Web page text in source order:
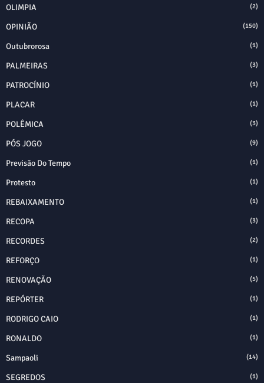
OLIMPIA (2)
OPINIÃO (150)
Outubrorosa (1)
PALMEIRAS (3)
PATROCÍNIO (1)
PLACAR (1)
POLÊMICA (3)
PÓS JOGO (9)
Previsão Do Tempo (1)
Protesto (1)
REBAIXAMENTO (1)
RECOPA (3)
RECORDES (2)
REFORÇO (1)
RENOVAÇÃO (5)
REPÓRTER (1)
RODRIGO CAIO (1)
RONALDO (1)
Sampaoli (14)
SEGREDOS (1)